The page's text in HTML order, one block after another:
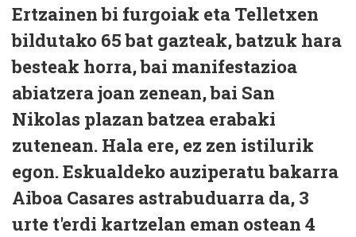
Ertzainen bi furgoiak eta Telletxen
bildutako 65 bat gazteak, batzuk hara
besteak horra, bai manifestazioa
abiatzera joan zenean, bai San
Nikolas plazan batzea erabaki
zutenean. Hala ere, ez zen istilurik
egon. Eskualdeko auziperatu bakarra
Aiboa Casares astrabuduarra da, 3
urte t'erdi kartzelan eman ostean 4